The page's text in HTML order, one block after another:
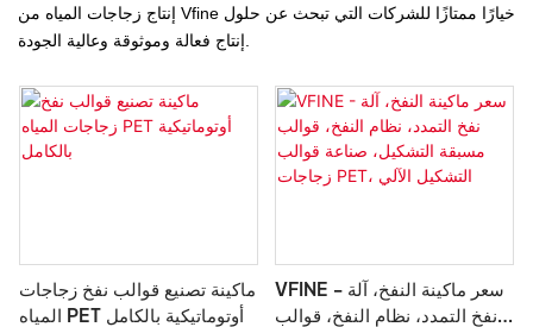
إنتاج زجاجات المياه من Vfine خيارًا ممتازًا للشركات التي تبحث عن حلول
ماكينة تصنيع قوالب نفخ زجاجات
المياه PET أوتوماتيكية بالكامل
VFINE - سعر ماكينة النفخ، آلة
نفخ التمدد، نظام النفخ، قوالب